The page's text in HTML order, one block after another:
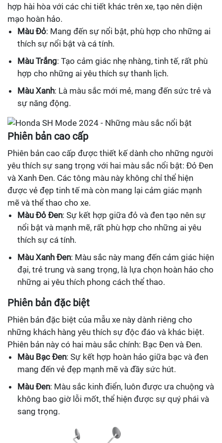
hợp hài hòa với các chi tiết khác trên xe, tạo nên diện
mạo hoàn hảo.
Màu Đỏ: Mang đến sự nổi bật, phù hợp cho những ai
thích sự nổi bật và cá tính.
Màu Trắng: Tạo cảm giác nhẹ nhàng, tinh tế, rất phù
hợp cho những ai yêu thích sự thanh lịch.
Màu Xanh: Là màu sắc mới mẻ, mang đến sức trẻ và
sự năng động.
Phiên bản cao cấp
Phiên bản cao cấp được thiết kế dành cho những người
yêu thích sự sang trọng với hai màu sắc nổi bật: Đỏ Đen
và Xanh Đen. Các tông màu này không chỉ thể hiện
được vẻ đẹp tinh tế mà còn mang lại cảm giác mạnh
mẽ và thể thao cho xe.
Màu Đỏ Đen: Sự kết hợp giữa đỏ và đen tạo nên sự
nổi bật và mạnh mẽ, rất phù hợp cho những ai yêu
thích sự cá tính.
Màu Xanh Đen: Màu sắc này mang đến cảm giác hiện
đại, trẻ trung và sang trọng, là lựa chọn hoàn hảo cho
những ai yêu thích phong cách thể thao.
Phiên bản đặc biệt
Phiên bản đặc biệt của mẫu xe này dành riêng cho
những khách hàng yêu thích sự độc đáo và khác biệt.
Phiên bản này có hai màu sắc chính: Bạc Đen và Đen.
Màu Bạc Đen: Sự kết hợp hoàn hảo giữa bạc và đen
mang đến vẻ đẹp mạnh mẽ và đầy sức hút.
Màu Đen: Màu sắc kinh điển, luôn được ưa chuộng và
không bao giờ lỗi mốt, thể hiện được sự quý phái và
sang trọng.